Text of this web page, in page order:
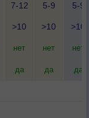
7-12
5-9
5-9
>10 >10 >10
нет нет нет
да да да